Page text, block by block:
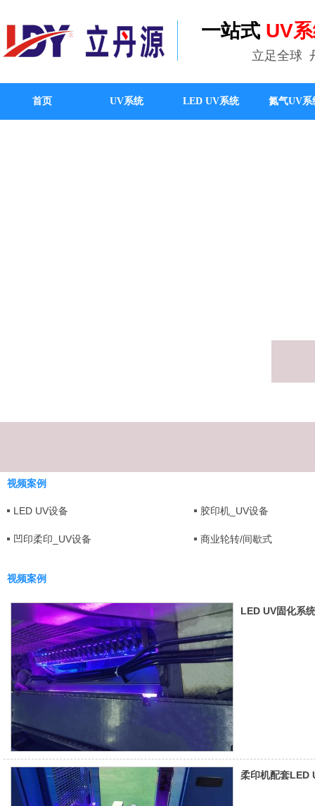
一站式 UV
立足全球
首页 UV系统 LED UV系统 氮气UV系
视频案例
LED UV设备 胶印机_UV设备
凹印柔印_UV设备 商业轮转/间歇式
视频案例
LED UV固化系
柔印机配套LED